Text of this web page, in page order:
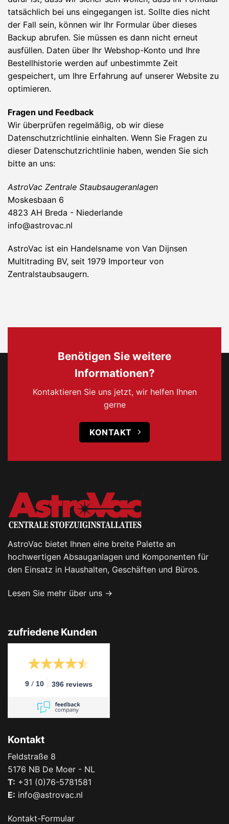
tatsächlich bei uns eingegangen ist. Sollte dies nicht
der Fall sein, können wir Ihr Formular über dieses
Backup abrufen. Sie müssen es dann nicht erneut
ausfüllen. Daten über Ihr Webshop-Konto und Ihre
Bestellhistorie werden auf unbestimmte Zeit
gespeichert, um Ihre Erfahrung auf unserer Website zu
optimieren.
Fragen und Feedback
Wir überprüfen regelmäßig, ob wir diese
Datenschutzrichtlinie einhalten. Wenn Sie Fragen zu
dieser Datenschutzrichtlinie haben, wenden Sie sich
bitte an uns:
AstroVac Zentrale Staubsaugeranlagen
Moskesbaan 6
4823 AH Breda - Niederlande
info@astrovac.nl
AstroVac ist ein Handelsname von Van Dijnsen
Multitrading BV, seit 1979 Importeur von
Zentralstaubsaugern.
Benötigen Sie weitere
Informationen?
Kontaktieren Sie uns jetzt, wir helfen Ihnen
gerne
KONTAKT
AstroVac bietet Ihnen eine breite Palette an
hochwertigen Absauganlagen und Komponenten für
den Einsatz in Haushalten, Geschäften und Büros.
Lesen Sie mehr über uns →
zufriedene Kunden
9 / 10 396 reviews
Kontakt
Feldstraße 8
5176 NB De Moer - NL
T: +31 (0)76-5781581
E: info@astrovac.nl
Kontakt-Formular